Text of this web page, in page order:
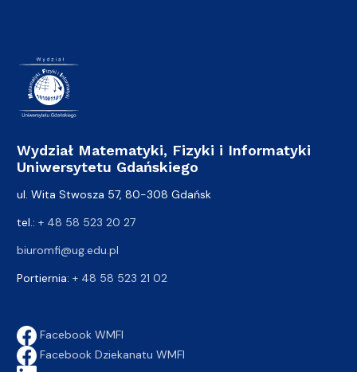
Wydział Matematyki, Fizyki i Informatyki
Uniwersytetu Gdańskiego
ul. Wita Stwosza 57, 80-308 Gdańsk
tel.: + 48 58 523 20 27
biuromfi@ug.edu.pl
Portiernia: + 48 58 523 21 02
Facebook WMFI
Facebook Dziekanatu WMFI